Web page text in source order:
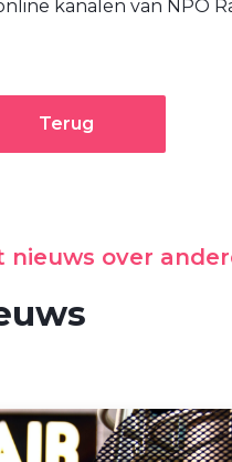
kanalen van NPO
Terug
nieuws over